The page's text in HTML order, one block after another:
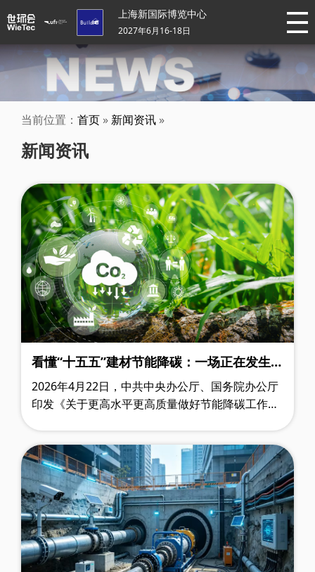
上海新国际博览中心
2027年6月16-18日
当前位置： 首页 » 新闻资讯 »
新闻资讯
看懂“十五五”建材节能降碳：一场正在发生
的“底层逻辑革命”
2026年4月22日，中共中央办公厅、国务院办公厅
印发《关于更高水平更高质量做好节能降碳工作的